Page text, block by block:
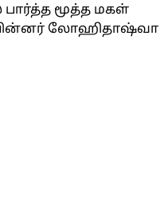
மூத்த மகள்
பின்னர் லோஹிதாஷ்வா